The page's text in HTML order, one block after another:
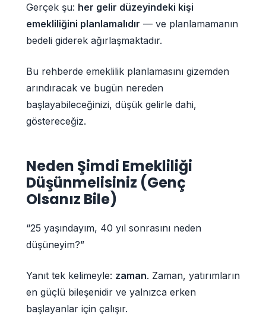
Gerçek şu: her gelir düzeyindeki kişi
emekliliğini planlamalıdır — ve planlamamanın
bedeli giderek ağırlaşmaktadır.
Bu rehberde emeklilik planlamasını gizemden
arındıracak ve bugün nereden
başlayabileceğinizi, düşük gelirle dahi,
göstereceğiz.
Neden Şimdi Emekliliği
Düşünmelisiniz (Genç
Olsanız Bile)
“25 yaşındayım, 40 yıl sonrasını neden
düşüneyim?”
Yanıt tek kelimeyle: zaman. Zaman, yatırımların
en güçlü bileşenidir ve yalnızca erken
başlayanlar için çalışır.